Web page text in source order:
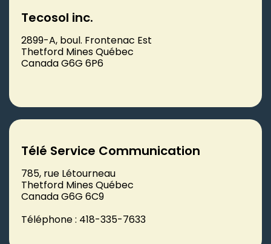
Tecosol inc.
2899-A, boul. Frontenac Est
Thetford Mines Québec
Canada G6G 6P6
Télé Service Communication
785, rue Létourneau
Thetford Mines Québec
Canada G6G 6C9
Téléphone : 418-335-7633